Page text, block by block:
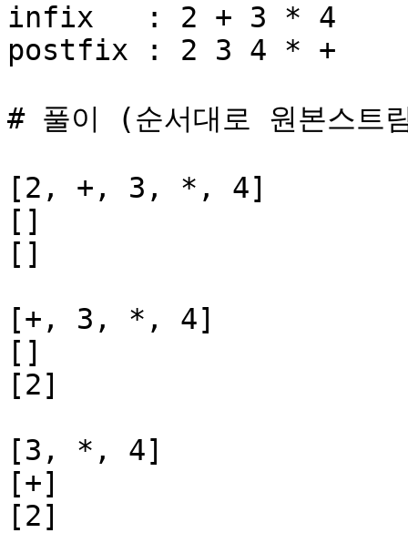
infix   : 2 + 3 * 4
postfix : 2 3 4 * +
# 풀이 (순서대로 원본스트
[2, +, 3, *, 4]
[]
[]
[+, 3, *, 4]
[]
[2]
[3, *, 4]
[+]
[2]